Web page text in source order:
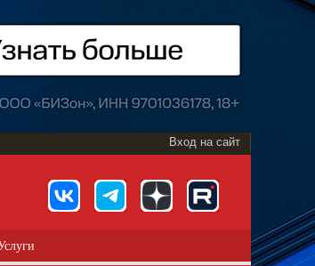
Вход на сайт